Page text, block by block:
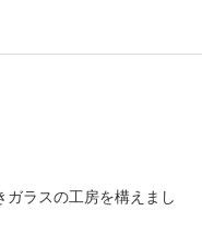
ラスの工房を構えまし